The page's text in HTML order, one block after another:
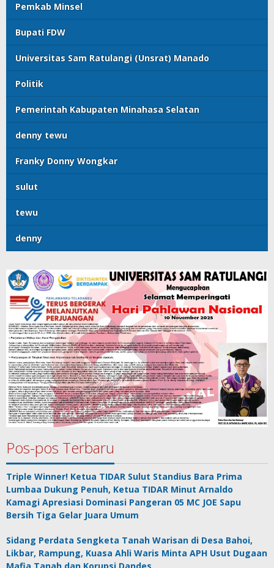
Pemkab Minsel
Bupati FDW
Universitas Sam Ratulangi (Unsrat) Manado
Politik
Pemerintah Kabupaten Minahasa Selatan
denny tewu
Franky Donny Wongkar
sulut
tewu
denny
Pos-pos Terbaru
Triple Winner! Ketua TIDAR Sulut Standius Bara Prima
Lumbaa Dukung Penuh, Ketua TIDAR Minut Arnaldo
Kamagi Apresiasi Dominasi Pangeran 05 MC JOE Sapu
Bersih Tiga Gelar Juara Umum
Sidang Perdata Sengketa Tanah Warisan di Desa Bahoi,
Likbar, Rampung, Kuasa Ahli Waris Minta APH Usut Dugaan
Mafia Tanah dan Korupsi Dandes